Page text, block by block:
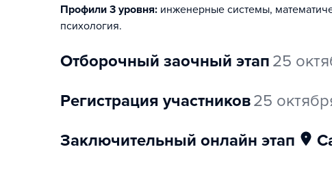
Профили 3 уровня: инженерные системы,
психология.
отборочный заочный этап 25
регистрация участников25
заключительный онлайн этап